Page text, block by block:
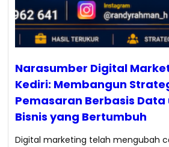
Narasumber Digital
Kediri: Membangun
Pemasaran Berbasis Data
Bisnis yang Bertumbuh
Digital marketing telah mengubah